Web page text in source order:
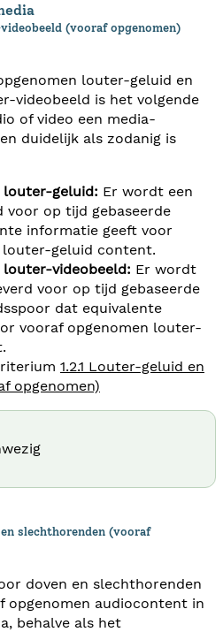
(vooraf opgenomen)
louter-geluid en
videobeeld is het volgende
of video een media-
duidelijk als zodanig is
louter-geluid: Er wordt een
voor op tijd gebaseerde
informatie geeft voor
louter-geluid content.
louter-videobeeld: Er wordt
voor op tijd gebaseerde
dat equivalente
vooraf opgenomen louter-
1.2.1 Louter-geluid en
opgenomen)
slechthorenden (vooraf
doven en slechthorenden
opgenomen audiocontent in
behalve als het